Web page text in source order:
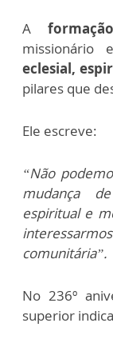
A
missionário
eclesial,
pilares que
Ele escreve:
“Não
mudança
espiritual e
comunitária”.
No 236º
superior